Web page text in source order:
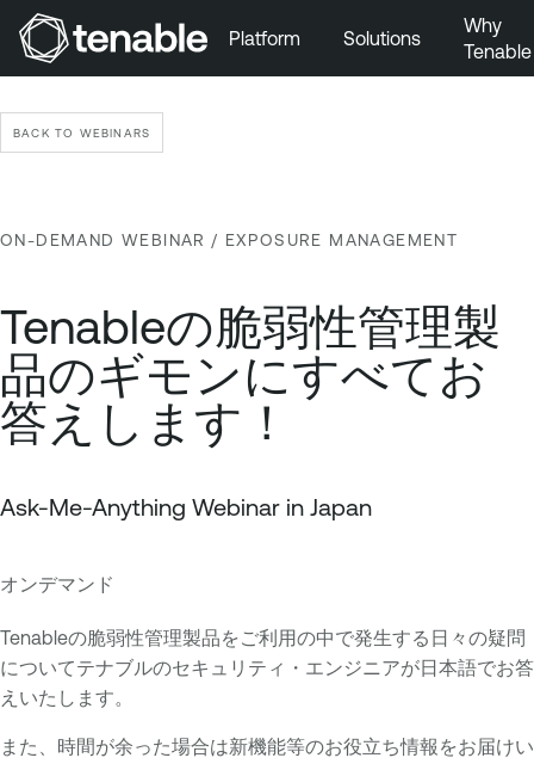
Skip to Main Content
Platform Solutions
Why
Tenable
BACK TO WEBINARS
ON-DEMAND WEBINAR / EXPOSURE MANAGEMENT
Tenableの脆弱性管理製
品のギモンにすべてお
答えします！
Ask-Me-Anything Webinar in Japan
x
p
o
e
n
a
オンデマンド
Tenableの脆弱性管理製品をご利用の中で発生する日々の疑問
についてテナブルのセキュリティ・エンジニアが日本語でお答
えいたします。
また、時間が余った場合は新機能等のお役立ち情報をお届けい